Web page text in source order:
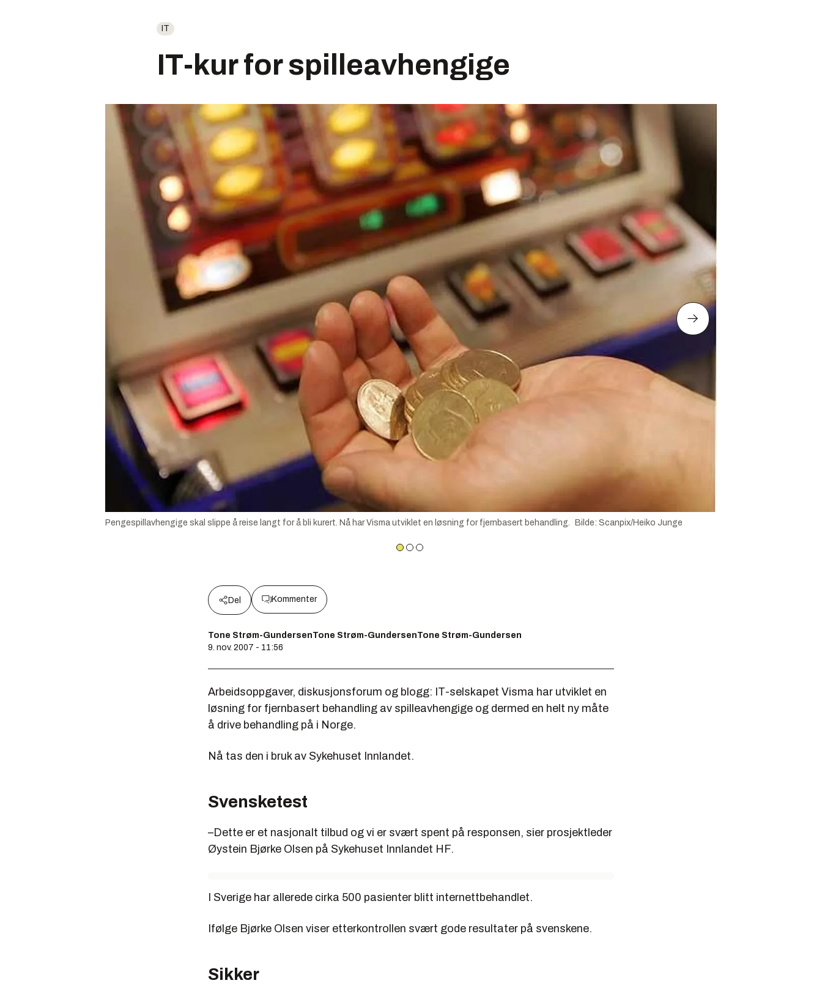
IT
IT-kur for spilleavhengige
Pengespillavhengige skal slippe å reise langt for å bli kurert. Nå har Visma utviklet en løsning for fjernbasert behandling. Bilde: Scanpix/Heiko Junge
Del Kommenter
Tone Strøm-GundersenTone Strøm-GundersenTone Strøm-Gundersen
9. nov. 2007 - 11:56
Arbeidsoppgaver, diskusjonsforum og blogg: IT-selskapet Visma har utviklet en
løsning for fjernbasert behandling av spilleavhengige og dermed en helt ny måte
å drive behandling på i Norge.
Nå tas den i bruk av Sykehuset Innlandet.
Svensketest
–Dette er et nasjonalt tilbud og vi er svært spent på responsen, sier prosjektleder
Øystein Bjørke Olsen på Sykehuset Innlandet HF.
I Sverige har allerede cirka 500 pasienter blitt internettbehandlet.
Ifølge Bjørke Olsen viser etterkontrollen svært gode resultater på svenskene.
Sikker